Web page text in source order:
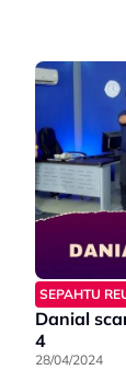
SEPAHTU
Danial
4
28/04/2024